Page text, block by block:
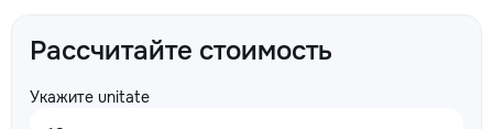
Рассчитайте стоимость
Укажите unitate